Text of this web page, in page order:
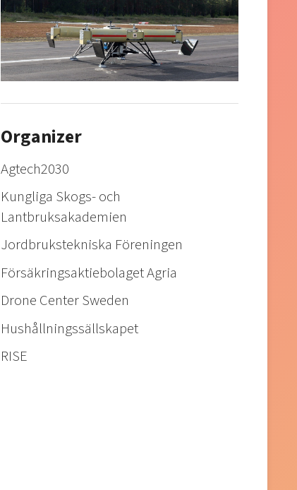
Organizer
Agtech2030
Kungliga Skogs- och
Lantbruksakademien
Jordbrukstekniska Föreningen
Försäkringsaktiebolaget Agria
Drone Center Sweden
Hushållningssällskapet
RISE